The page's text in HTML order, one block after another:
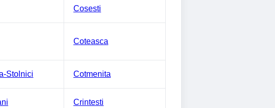
Cosesti
Coteasca
Stolnici Cotmenita
Crintesti